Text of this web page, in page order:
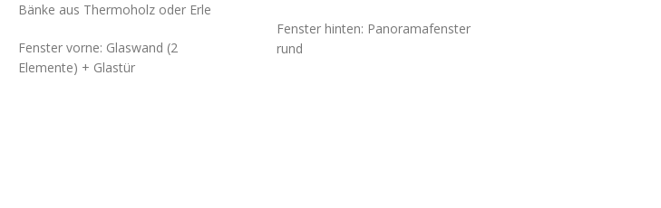
Bänke aus Thermoholz oder Erle
Fenster vorne: Glaswand (2
Elemente) + Glastür
Fenster hinten: Panoramafenster
rund